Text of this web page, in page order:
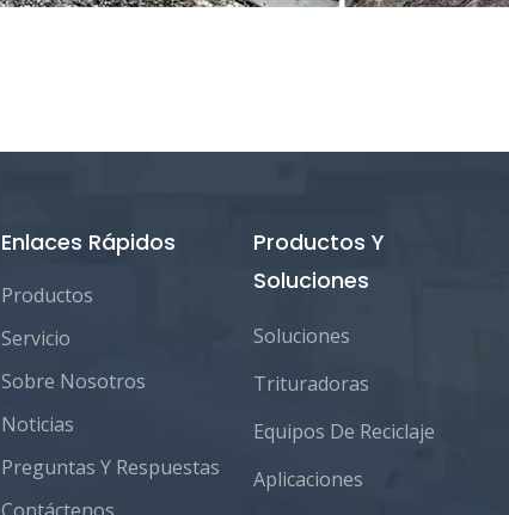
Enlaces Rápidos
Productos
Servicio
Sobre Nosotros
Noticias
Preguntas Y Respuestas
Productos Y
Soluciones
Soluciones
Trituradoras
Equipos De Reciclaje
Aplicaciones